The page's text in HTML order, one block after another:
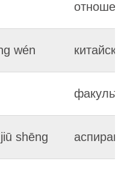
wén
shēng аспирант